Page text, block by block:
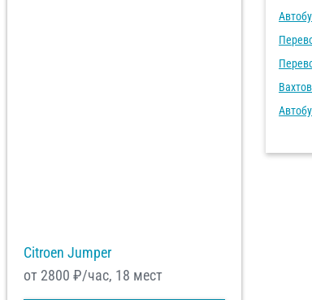
Citroen Jumper
от 2800 ₽/час, 18 мест